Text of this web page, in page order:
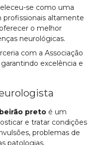
se como uma
profissionais altamente
o melhor
neurológicas.
com a Associação
excelência e
preto é um
e tratar condições
problemas de
patologias.